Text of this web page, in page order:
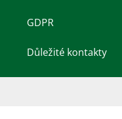
GDPR
Důležité kontakty